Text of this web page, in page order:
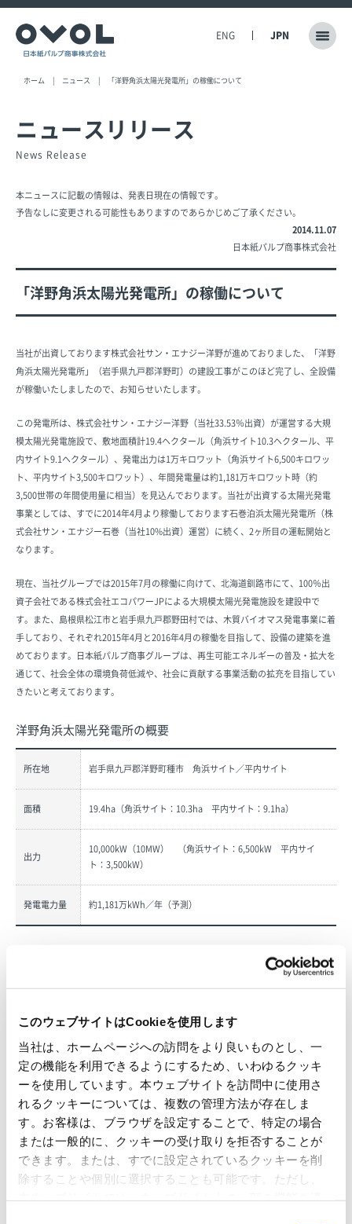
このウェブサイトはCookieを使用します
当社は、ホームページへの訪問をより良いものとし、一
定の機能を利用できるようにするため、いわゆるクッキ
ーを使用しています。本ウェブサイトを訪問中に使用さ
れるクッキーについては、複数の管理方法が存在しま
す。お客様は、ブラウザを設定することで、特定の場合
または一般的に、クッキーの受け取りを拒否することが
できます。または、すでに設定されているクッキーを削
除することや個別に選択することも可能です。ただし、
ENG JPN
ホーム ニュース 「洋野角浜太陽光発電所」の稼働について
ニュースリリース
News Release
本ニュースに記載の情報は、発表日現在の情報です。
予告なしに変更される可能性もありますのであらかじめご了承ください。
2014.11.07
日本紙パルプ商事株式会社
「洋野角浜太陽光発電所」の稼働について
当社が出資しております株式会社サン・エナジー洋野が進めておりました、「洋野
角浜太陽光発電所」（岩手県九戸郡洋野町）の建設工事がこのほど完了し、全設備
が稼働いたしましたので、お知らせいたします。
この発電所は、株式会社サン・エナジー洋野（当社33.53％出資）が運営する大規
模太陽光発電施設で、敷地面積計19.4ヘクタール（角浜サイト10.3ヘクタール、平
内サイト9.1ヘクタール）、発電出力は1万キロワット（角浜サイト6,500キロワッ
ト、平内サイト3,500キロワット）、年間発電量は約1,181万キロワット時（約
3,500世帯の年間使用量に相当）を見込んでおります。当社が出資する太陽光発電
事業としては、すでに2014年4月より稼働しております石巻泊浜太陽光発電所（株
式会社サン・エナジー石巻（当社10%出資）運営）に続く、2ヶ所目の運転開始と
なります。
現在、当社グループでは2015年7月の稼働に向けて、北海道釧路市にて、100％出
資子会社である株式会社エコパワーJPによる大規模太陽光発電施設を建設中で
す。また、島根県松江市と岩手県九戸郡野田村では、木質バイオマス発電事業に着
手しており、それぞれ2015年4月と2016年4月の稼働を目指して、設備の建築を進
めております。日本紙パルプ商事グループは、再生可能エネルギーの普及・拡大を
通じて、社会全体の環境負荷低減や、社会に貢献する事業活動の拡充を目指してい
きたいと考えております。
洋野角浜太陽光発電所の概要
所在地 岩手県九戸郡洋野町種市 角浜サイト／平内サイト
面積 19.4ha（角浜サイト：10.3ha 平内サイト：9.1ha）
出力
10,000kW（10MW） （角浜サイト：6,500kW 平内サイ
ト：3,500kW）
発電電力量 約1,181万kWh／年（予測）
洋野角浜太陽光発電所（角
浜サイト）